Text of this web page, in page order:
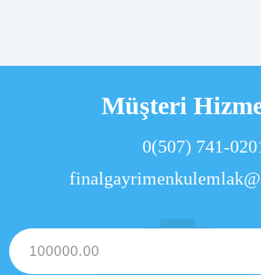
Müşteri
0(507) 741-